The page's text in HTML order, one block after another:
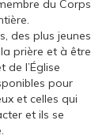
du Corps
des plus jeunes
prière et à être
l’Église
pour
et celles qui
et ils se